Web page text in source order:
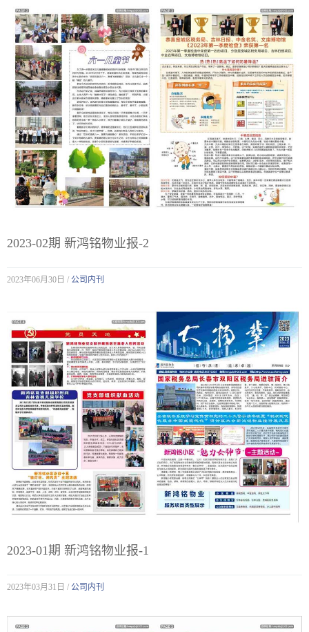
2023-02期 新鸿铭物业报-2
2023年06月30日 / 公司内刊
2023-01期 新鸿铭物业报-1
2023年03月31日 / 公司内刊